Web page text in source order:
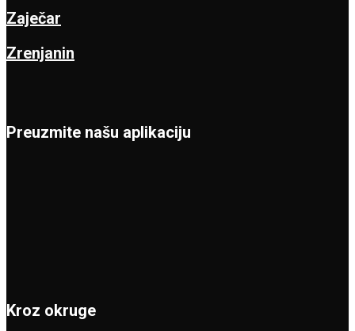
Zaječar
Zrenjanin
Preuzmite našu aplikaciju
Kroz okruge